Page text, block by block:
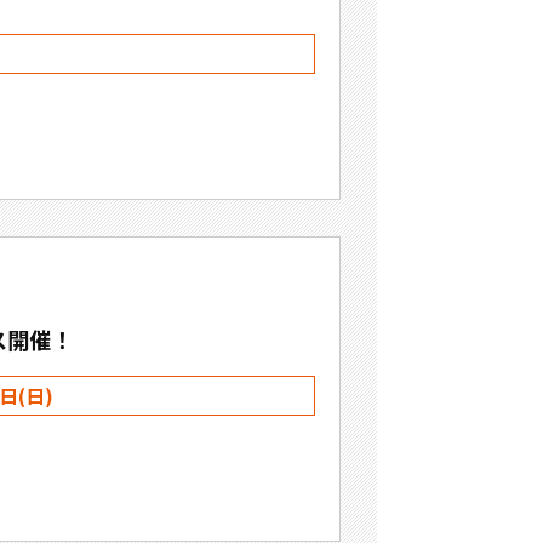
催！
(日)